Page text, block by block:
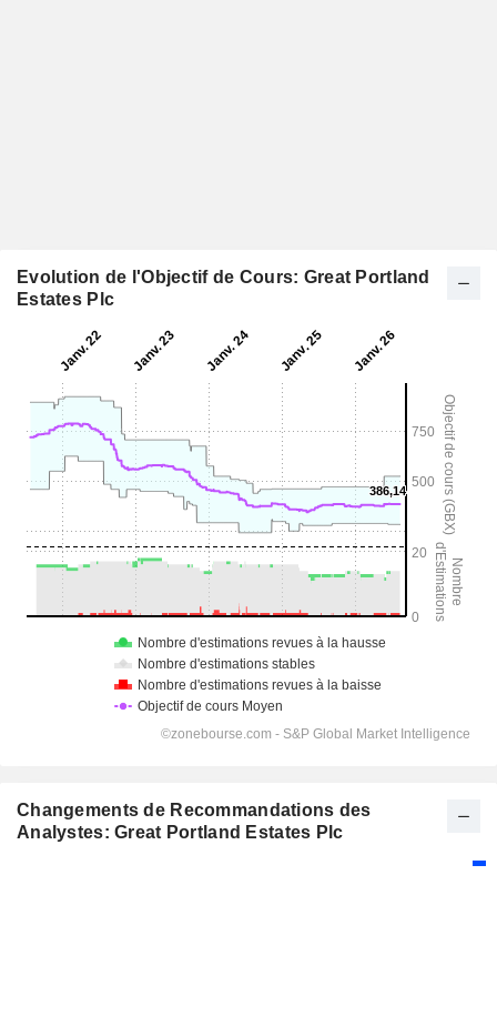
Evolution de l'Objectif de Cours: Great Portland
Estates Plc
Changements de Recommandations des
Analystes: Great Portland Estates Plc